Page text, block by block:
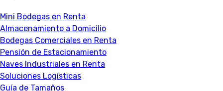
Mini Bodegas en Renta
Almacenamiento a Domicilio
Bodegas Comerciales en Renta
Pensión de Estacionamiento
Naves Industriales en Renta
Soluciones Logísticas
Guía de Tamaños